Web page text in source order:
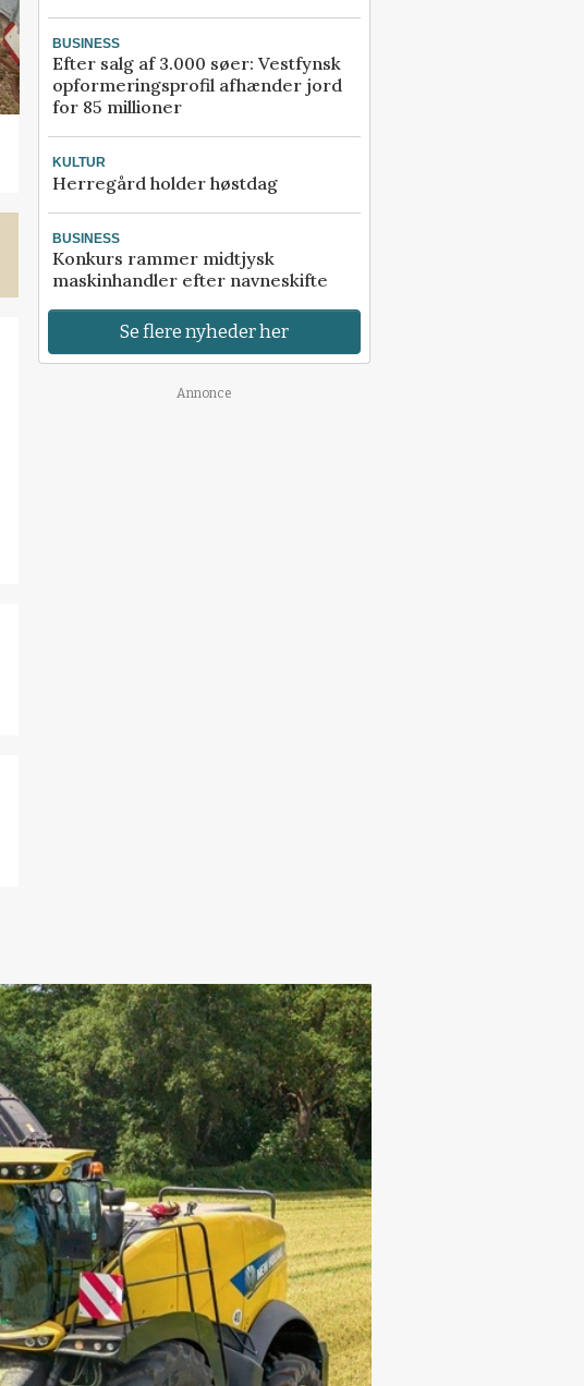
BUSINESS
Efter salg af 3.000 søer: Vestfynsk
opformeringsprofil afhænder jord
for 85 millioner
KULTUR
Herregård holder høstdag
BUSINESS
Konkurs rammer midtjysk
maskinhandler efter navneskifte
Se flere nyheder her
Annonce